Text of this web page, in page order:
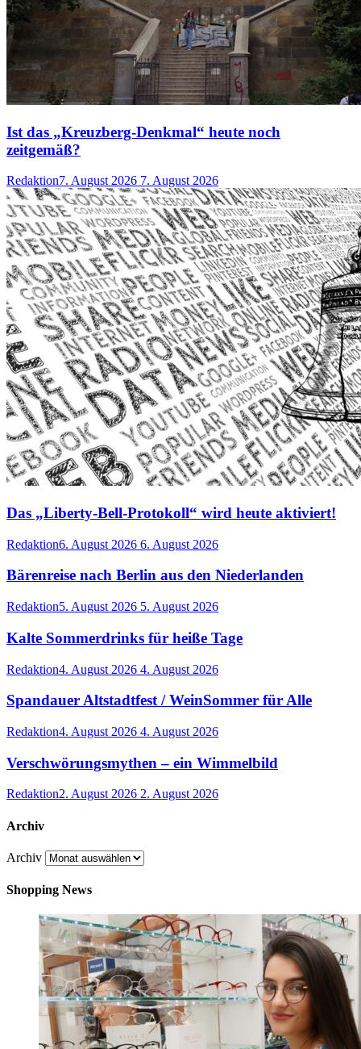
Ist das „Kreuzberg-Denkmal“ heute noch
zeitgemäß?
Redaktion7. August 2026 7. August 2026
Das „Liberty-Bell-Protokoll“ wird heute aktiviert!
Redaktion6. August 2026 6. August 2026
Bärenreise nach Berlin aus den Niederlanden
Redaktion5. August 2026 5. August 2026
Kalte Sommerdrinks für heiße Tage
Redaktion4. August 2026 4. August 2026
Spandauer Altstadtfest / WeinSommer für Alle
Redaktion4. August 2026 4. August 2026
Verschwörungsmythen – ein Wimmelbild
Redaktion2. August 2026 2. August 2026
Archiv
Archiv
Shopping News